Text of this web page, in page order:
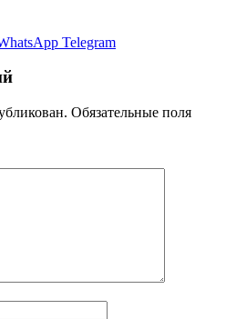
Telegram
Обязательные поля